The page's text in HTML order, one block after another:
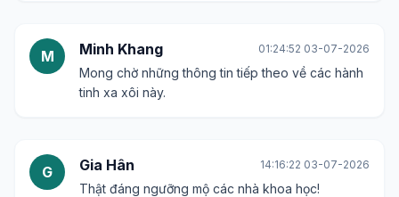
M Minh Khang 01:24:52 03-07-2026
Mong chờ những thông tin tiếp theo về các hành
tinh xa xôi này.
G Gia Hân 14:16:22 03-07-2026
Thật đáng ngưỡng mộ các nhà khoa học!